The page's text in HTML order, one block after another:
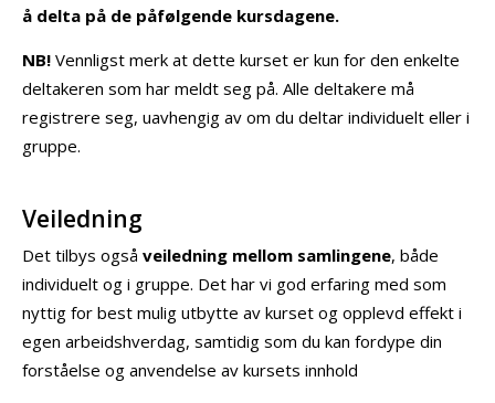
å delta på de påfølgende kursdagene.
NB! Vennligst merk at dette kurset er kun for den enkelte
deltakeren som har meldt seg på. Alle deltakere må
registrere seg, uavhengig av om du deltar individuelt eller i
gruppe.
Veiledning
Det tilbys også veiledning mellom samlingene, både
individuelt og i gruppe. Det har vi god erfaring med som
nyttig for best mulig utbytte av kurset og opplevd effekt i
egen arbeidshverdag, samtidig som du kan fordype din
forståelse og anvendelse av kursets innhold